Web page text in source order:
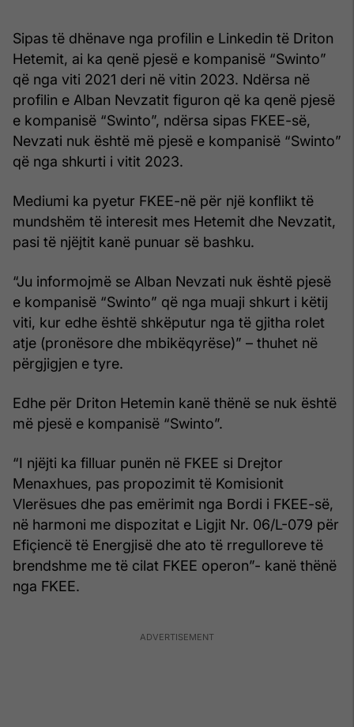
Sipas të dhënave nga profilin e Linkedin të Driton
Hetemit, ai ka qenë pjesë e kompanisë “Swinto”
që nga viti 2021 deri në vitin 2023. Ndërsa në
profilin e Alban Nevzatit figuron që ka qenë pjesë
e kompanisë “Swinto”, ndërsa sipas FKEE-së,
Nevzati nuk është më pjesë e kompanisë “Swinto”
që nga shkurti i vitit 2023.
Mediumi ka pyetur FKEE-në për një konflikt të
mundshëm të interesit mes Hetemit dhe Nevzatit,
pasi të njëjtit kanë punuar së bashku.
“Ju informojmë se Alban Nevzati nuk është pjesë
e kompanisë “Swinto” që nga muaji shkurt i këtij
viti, kur edhe është shkëputur nga të gjitha rolet
atje (pronësore dhe mbikëqyrëse)” – thuhet në
përgjigjen e tyre.
Edhe për Driton Hetemin kanë thënë se nuk është
më pjesë e kompanisë “Swinto”.
“I njëjti ka filluar punën në FKEE si Drejtor
Menaxhues, pas propozimit të Komisionit
Vlerësues dhe pas emërimit nga Bordi i FKEE-së,
në harmoni me dispozitat e Ligjit Nr. 06/L-079 për
Efiçiencë të Energjisë dhe ato të rregulloreve të
brendshme me të cilat FKEE operon”- kanë thënë
nga FKEE.